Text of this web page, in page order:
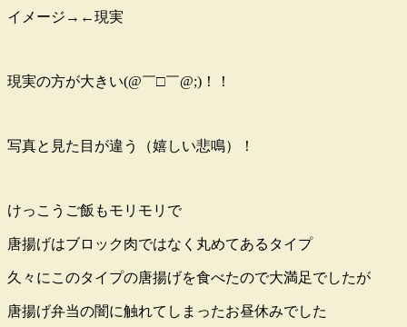
イメージ→ ←現実
現実の方が大きい(@￣□￣@;)！！
写真と見た目が違う（嬉しい悲鳴）！
けっこうご飯もモリモリで
唐揚げはブロック肉ではなく丸めてあるタイプ
久々にこのタイプの唐揚げを食べたので大満足でしたが
唐揚げ弁当の闇に触れてしまったお昼休みでした